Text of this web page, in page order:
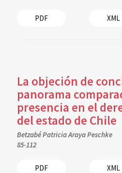
PDF XML
La objeción de
panorama
presencia en el
del estado de Chile
Betzabé Patricia Araya Peschke
85-112
PDF XML